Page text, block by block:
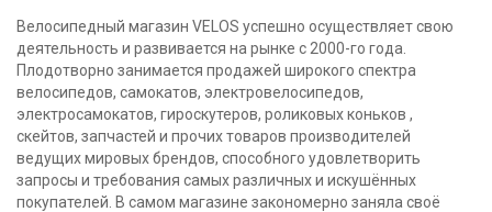
Велосипедный магазин VELOS успешно осуществляет свою
деятельность и развивается на рынке с 2000-го года.
Плодотворно занимается продажей широкого спектра
велосипедов, самокатов, электровелосипедов,
электросамокатов, гироскутеров, роликовых коньков ,
скейтов, запчастей и прочих товаров производителей
ведущих мировых брендов, способного удовлетворить
запросы и требования самых различных и искушённых
покупателей. В самом магазине закономерно заняла своё